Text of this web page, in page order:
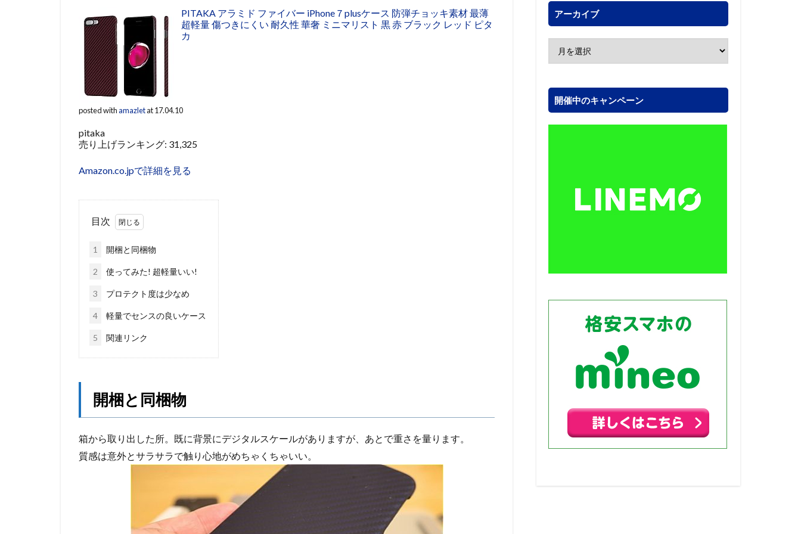
PITAKA アラミド ファイバー iPhone７plusケース 防弾チョッキ素材 最薄
超軽量 傷つきにくい 耐久性 華奢 ミニマリスト 黒 赤 ブラック レッド ピタ
カ
posted withamazletat 17.04.10
pitaka
売り上げランキング: 31,325
Amazon.co.jpで詳細を見る
目次
1 開梱と同梱物
2 使ってみた! 超軽量いい!
3 プロテクト度は少なめ
4 軽量でセンスの良いケース
5 関連リンク
開梱と同梱物
箱から取り出した所。既に背景にデジタルスケールがありますが、あとで重さを量ります。
質感は意外とサラサラで触り心地がめちゃくちゃいい。
アーカイブ
開催中のキャンペーン